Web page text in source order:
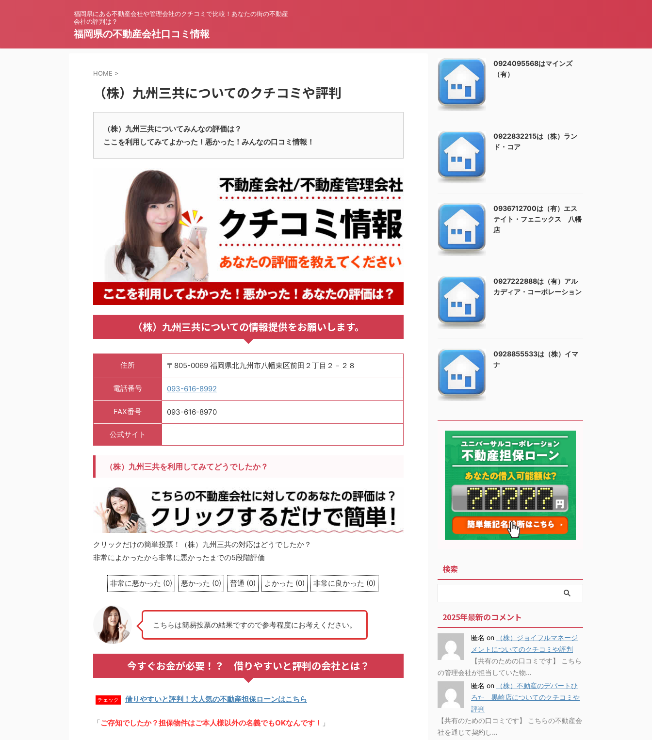
福岡県にある不動産会社や管理会社のクチコミで比較！あなたの街の不動産
会社の評判は？
福岡県の不動産会社口コミ情報
HOME >
（株）九州三共についてのクチコミや評判
（株）九州三共についてみんなの評価は？
ここを利用してみてよかった！悪かった！みんなの口コミ情報！
（株）九州三共についての情報提供をお願いします。
住所 〒805-0069 福岡県北九州市八幡東区前田２丁目２－２８
電話番号 093-616-8992
FAX番号 093-616-8970
公式サイト
（株）九州三共を利用してみてどうでしたか？
クリックだけの簡単投票！（株）九州三共の対応はどうでしたか？
非常によかったから非常に悪かったまでの5段階評価
非常に悪かった (0) 悪かった (0) 普通 (0) よかった (0) 非常に良かった (0)
こちらは簡易投票の結果ですので参考程度にお考えください。
今すぐお金が必要！？ 借りやすいと評判の会社とは？
チェック 借りやすいと評判！大人気の不動産担保ローンはこちら
「ご存知でしたか？担保物件はご本人様以外の名義でもOKなんです！ 」
0924095568はマインズ
（有）
0922832215は（株）ラン
ド・コア
0936712700は（有）エス
テイト・フェニックス 八幡
店
0927222888は（有）アル
カディア・コーポレーション
0928855533は（株）イマ
ナ
検索
2025年最新のコメント
匿名 on
（株）ジョイフルマネージ
メントについてのクチコミや評判
【共有のための口コミです】 こちら
の管理会社が担当していた物…
匿名 on
（株）不動産のデパートひ
ろた 黒崎店についてのクチコミや
評判
【共有のための口コミです】 こちらの不動産会
社を通じて契約し…